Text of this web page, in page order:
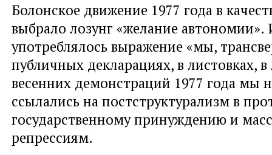
Болонское движение 1977 года в
выбрало лозунг «желание автономии».
употреблялось выражение «мы,
публичных декларациях, в листовках, в
весенних демонстраций 1977 года мы
ссылались на постструктурализм в
государственному принуждению и
репрессиям.